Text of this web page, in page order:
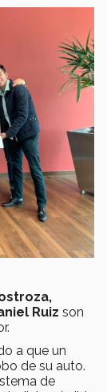
Ruiz son
a que un
de su auto.
de